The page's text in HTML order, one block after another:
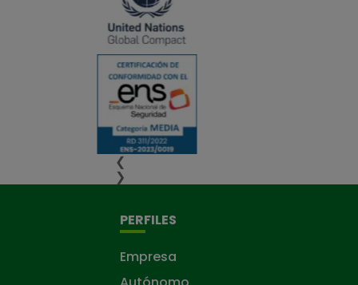
❮
❯
PERFILES
Empresa